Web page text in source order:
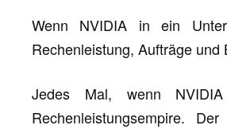
Wenn NVIDIA in ein
Rechenleistung, Aufträge und
Jedes Mal, wenn
Rechenleistungsempire.